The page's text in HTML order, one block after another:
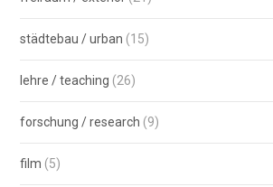
städtebau / urban (15)
lehre / teaching (26)
forschung / research (9)
film (5)